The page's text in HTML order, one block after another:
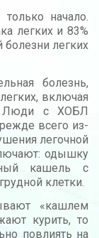
начало.
легких и 83%
болезни легких
болезнь,
включая
Люди с ХОБЛ
всего из-
легочной
одышку
кашель с
клетки.
«кашлем
курить, то
повлиять на